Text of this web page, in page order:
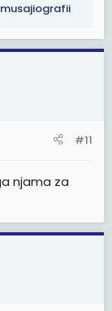
#11
njama za